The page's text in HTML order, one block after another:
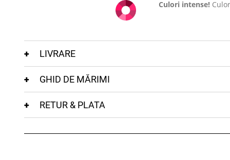
Culori intense!
LIVRARE
GHID DE MĂRIMI
RETUR & PLATA